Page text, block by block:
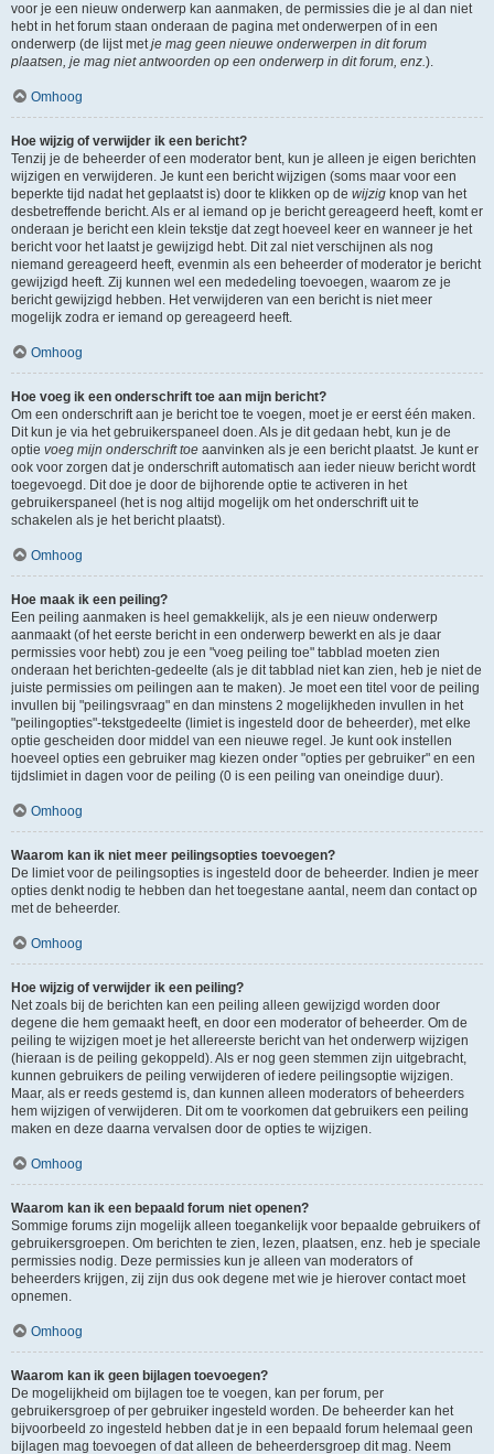
voor je een nieuw onderwerp kan aanmaken, de permissies die je al dan niet
hebt in het forum staan onderaan de pagina met onderwerpen of in een
onderwerp (de lijst metje mag geen nieuwe onderwerpen in dit forum
plaatsen, je mag niet antwoorden op een onderwerp in dit forum, enz.).
Omhoog
Hoe wijzig of verwijder ik een bericht?
Tenzij je de beheerder of een moderator bent, kun je alleen je eigen berichten
wijzigen en verwijderen. Je kunt een bericht wijzigen (soms maar voor een
beperkte tijd nadat het geplaatst is) door te klikken op de wijzig knop van het
desbetreffende bericht. Als er al iemand op je bericht gereageerd heeft, komt er
onderaan je bericht een klein tekstje dat zegt hoeveel keer en wanneer je het
bericht voor het laatst je gewijzigd hebt. Dit zal niet verschijnen als nog
niemand gereageerd heeft, evenmin als een beheerder of moderator je bericht
gewijzigd heeft. Zij kunnen wel een mededeling toevoegen, waarom ze je
bericht gewijzigd hebben. Het verwijderen van een bericht is niet meer
mogelijk zodra er iemand op gereageerd heeft.
Omhoog
Hoe voeg ik een onderschrift toe aan mijn bericht?
Om een onderschrift aan je bericht toe te voegen, moet je er eerst één maken.
Dit kun je via het gebruikerspaneel doen. Als je dit gedaan hebt, kun je de
optie voeg mijn onderschrift toe aanvinken als je een bericht plaatst. Je kunt er
ook voor zorgen dat je onderschrift automatisch aan ieder nieuw bericht wordt
toegevoegd. Dit doe je door de bijhorende optie te activeren in het
gebruikerspaneel (het is nog altijd mogelijk om het onderschrift uit te
schakelen als je het bericht plaatst).
Omhoog
Hoe maak ik een peiling?
Een peiling aanmaken is heel gemakkelijk, als je een nieuw onderwerp
aanmaakt (of het eerste bericht in een onderwerp bewerkt en als je daar
permissies voor hebt) zou je een "voeg peiling toe" tabblad moeten zien
onderaan het berichten-gedeelte (als je dit tabblad niet kan zien, heb je niet de
juiste permissies om peilingen aan te maken). Je moet een titel voor de peiling
invullen bij "peilingsvraag" en dan minstens 2 mogelijkheden invullen in het
"peilingopties"-tekstgedeelte (limiet is ingesteld door de beheerder), met elke
optie gescheiden door middel van een nieuwe regel. Je kunt ook instellen
hoeveel opties een gebruiker mag kiezen onder "opties per gebruiker" en een
tijdslimiet in dagen voor de peiling (0 is een peiling van oneindige duur).
Omhoog
Waarom kan ik niet meer peilingsopties toevoegen?
De limiet voor de peilingsopties is ingesteld door de beheerder. Indien je meer
opties denkt nodig te hebben dan het toegestane aantal, neem dan contact op
met de beheerder.
Omhoog
Hoe wijzig of verwijder ik een peiling?
Net zoals bij de berichten kan een peiling alleen gewijzigd worden door
degene die hem gemaakt heeft, en door een moderator of beheerder. Om de
peiling te wijzigen moet je het allereerste bericht van het onderwerp wijzigen
(hieraan is de peiling gekoppeld). Als er nog geen stemmen zijn uitgebracht,
kunnen gebruikers de peiling verwijderen of iedere peilingsoptie wijzigen.
Maar, als er reeds gestemd is, dan kunnen alleen moderators of beheerders
hem wijzigen of verwijderen. Dit om te voorkomen dat gebruikers een peiling
maken en deze daarna vervalsen door de opties te wijzigen.
Omhoog
Waarom kan ik een bepaald forum niet openen?
Sommige forums zijn mogelijk alleen toegankelijk voor bepaalde gebruikers of
gebruikersgroepen. Om berichten te zien, lezen, plaatsen, enz. heb je speciale
permissies nodig. Deze permissies kun je alleen van moderators of
beheerders krijgen, zij zijn dus ook degene met wie je hierover contact moet
opnemen.
Omhoog
Waarom kan ik geen bijlagen toevoegen?
De mogelijkheid om bijlagen toe te voegen, kan per forum, per
gebruikersgroep of per gebruiker ingesteld worden. De beheerder kan het
bijvoorbeeld zo ingesteld hebben dat je in een bepaald forum helemaal geen
bijlagen mag toevoegen of dat alleen de beheerdersgroep dit mag. Neem